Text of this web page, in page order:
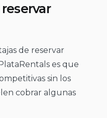
de reservar
es que
sin los
cobrar algunas